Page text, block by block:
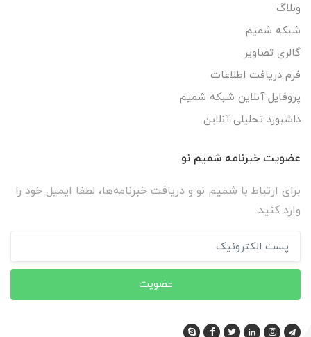
وبلاگ
شبکه شمیم
گالری تصاویر
فرم دریافت اطلاعات
پروفایل آنلاین شبکه شمیم
داشبورد تحلیلی آنلاین
عضویت خبرنامه شمیم نو
برای ارتباط با شمیم نو و دریافت خبرنامه‌ها، لطفا ایمیل خود را
وارد کنید.
عضویت